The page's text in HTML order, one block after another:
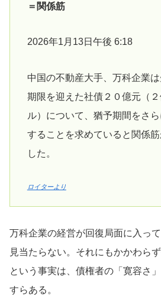
＝関係筋
2026年1月13日午後 6:18
中国の不動産大手、万科企業
期限を迎えた社債２０億元（
ル）について、猶予期間をさ
することを求めていると関係
した。
ロイターより
万科企業の経営が回復局面に入っ
見当たらない。それにもかかわら
という事実は、債権者の「寛容さ
すらある。